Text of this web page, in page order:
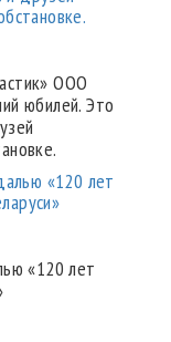
ООО
юбилей. Это
«120 лет